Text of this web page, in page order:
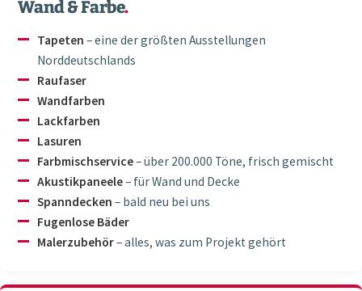
Wand & Farbe.
Tapeten – eine der größten Ausstellungen
Norddeutschlands
Raufaser
Wandfarben
Lackfarben
Lasuren
Farbmischservice– über 200.000 Töne, frisch gemischt
Akustikpaneele– für Wand und Decke
Spanndecken – bald neu bei uns
Fugenlose Bäder
Malerzubehör– alles, was zum Projekt gehört